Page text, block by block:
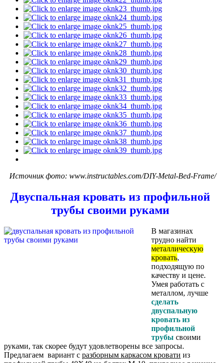
Источник фото: www.instructables.com/DIY-Metal-Bed-Frame/
Двуспальная кровать из профильной
трубы своими руками
В магазинах
трудно найти
металлическую
кровать,
подходящую по
качеству и цене.
Умея работать с
металлом, лучше
сделать
двуспальную
кровать из
профильной
трубы своими
руками, так скорее будут удовлетворены все запросы.
Предлагаем вариант с разборным каркасом кровати из